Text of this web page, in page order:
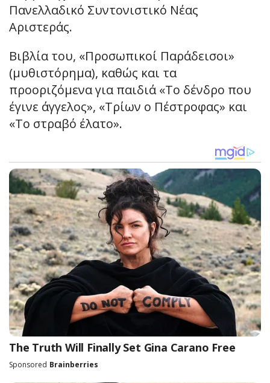
Πανελλαδικό Συντονιστικό Νέας
Αριστεράς.
Βιβλία του, «Προσωπικοί Παράδεισοι»
(μυθιστόρημα), καθώς και τα
προοριζόμενα για παιδιά «Το δένδρο που
έγινε άγγελος», «Τρίων ο Πέστροφας» και
«Το στραβό έλατο».